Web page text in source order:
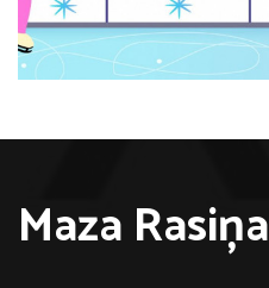
Maza Rasiņa